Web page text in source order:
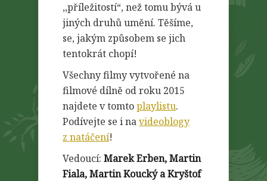
,,příležitostí“, než tomu bývá u
jiných druhů umění. Těšíme,
se, jakým způsobem se jich
tentokrát chopí!
Všechny filmy vytvořené na
filmové dílně od roku 2015
najdete v tomtoplaylistu.
Podívejte se i navideoblogy
z natáčení!
Vedoucí: Marek Erben, Martin
Fiala, Martin Koucký a Kryštof